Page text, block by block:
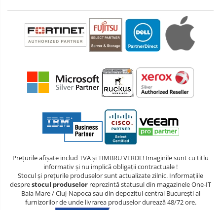
Prețurile afișate includ TVA și TIMBRU VERDE! Imaginile sunt cu titlu
informativ și nu implică obligații contractuale !
Stocul și prețurile produselor sunt actualizate zilnic. Informațiile
desprestocul produselor reprezintă statusul din magazinele One-IT
Baia Mare / Cluj-Napoca sau din depozitul central București al
furnizorilor de unde livrarea produselor durează 48/72 ore.